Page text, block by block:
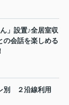
」設置♪全居室収
の会話を楽しめる
別
２沿線利用